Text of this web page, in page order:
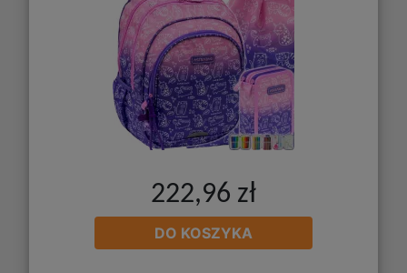
222,96 zł
DO KOSZYKA